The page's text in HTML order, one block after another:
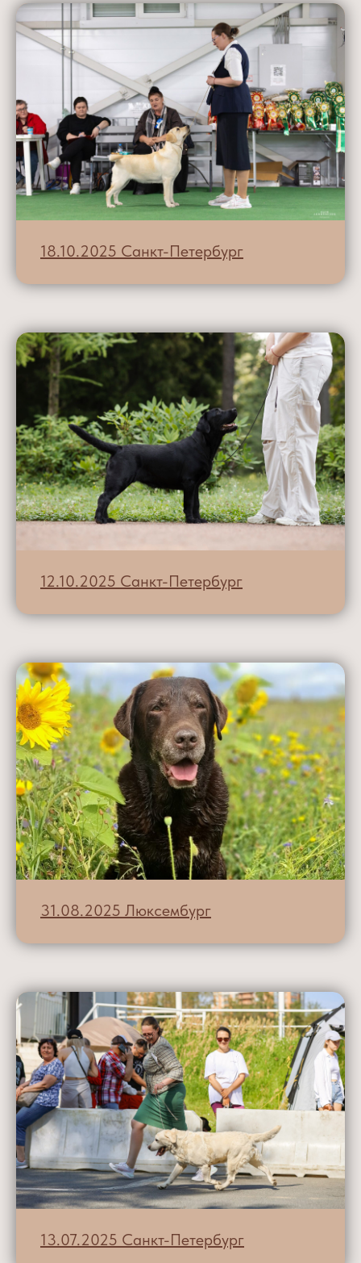
18.10.2025 Санкт-Петербург
12.10.2025 Санкт-Петербург
31.08.2025 Люксембург
13.07.2025 Санкт-Петербург